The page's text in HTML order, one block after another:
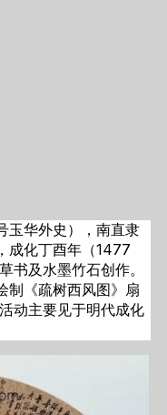
玉华外史），南直隶
成化丁酉年（1477
书及水墨竹石创作。
制《疏树西风图》扇
动主要见于明代成化